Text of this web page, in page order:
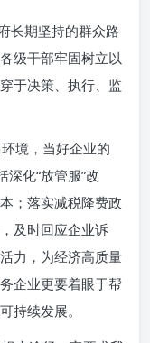
长期坚持的群众路
级干部牢固树立以
于决策、执行、监
境，当好企业的
深化“放管服”改
；落实减税降费政
及时回应企业诉
力，为经济高质量
企业更要着眼于帮
持续发展。